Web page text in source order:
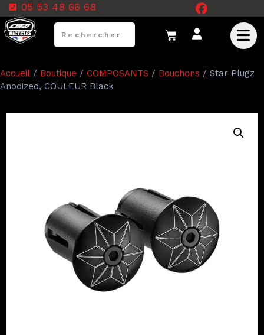
05 53 48 66 68
Accueil / Boutique / COMPOSANTS / Bouchons / Star Plugz
Anodized, COULEUR Black